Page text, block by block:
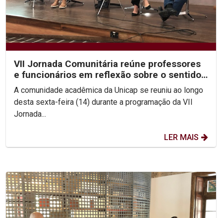
VII Jornada Comunitária reúne professores
e funcionários em reflexão sobre o sentido
da vida
A comunidade acadêmica da Unicap se reuniu ao longo
desta sexta-feira (14) durante a programação da VII
Jornada...
LER MAIS